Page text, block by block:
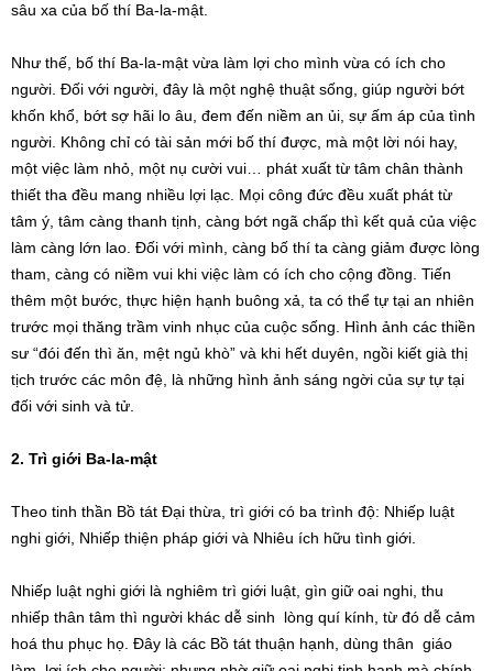
sâu xa của bố thí Ba-la-mật.
Như thế, bố thí Ba-la-mật vừa làm lợi cho mình vừa có ích cho
người. Đối với người, đây là một nghệ thuật sống, giúp người bớt
khốn khổ, bớt sợ hãi lo âu, đem đến niềm an ủi, sự ấm áp của tình
người. Không chỉ có tài sản mới bố thí được, mà một lời nói hay,
một việc làm nhỏ, một nụ cười vui… phát xuất từ tâm chân thành
thiết tha đều mang nhiều lợi lạc. Mọi công đức đều xuất phát từ
tâm ý, tâm càng thanh tịnh, càng bớt ngã chấp thì kết quả của việc
làm càng lớn lao. Đối với mình, càng bố thí ta càng giảm được lòng
tham, càng có niềm vui khi việc làm có ích cho cộng đồng. Tiến
thêm một bước, thực hiện hạnh buông xả, ta có thể tự tại an nhiên
trước mọi thăng trầm vinh nhục của cuộc sống. Hình ảnh các thiền
sư “đói đến thì ăn, mệt ngủ khò” và khi hết duyên, ngồi kiết già thị
tịch trước các môn đệ, là những hình ảnh sáng ngời của sự tự tại
đối với sinh và tử.
2. Trì giới Ba-la-mật
Theo tinh thần Bồ tát Đại thừa, trì giới có ba trình độ: Nhiếp luật
nghi giới, Nhiếp thiện pháp giới và Nhiêu ích hữu tình giới.
Nhiếp luật nghi giới là nghiêm trì giới luật, gìn giữ oai nghi, thu
nhiếp thân tâm thì người khác dễ sinh lòng quí kính, từ đó dễ cảm
hoá thu phục họ. Đây là các Bồ tát thuận hạnh, dùng thân giáo